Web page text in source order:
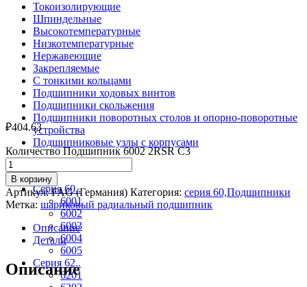
Токоизолирующие
Шпиндельные
Высокотемпературные
Низкотемпературные
Нержавеющие
Закрепляемые
С тонкими кольцами
Подшипники ходовых винтов
Подшипники скольжения
Подшипники поворотных столов и опорно-поворотные
устройства
Подшипниковые узлы с корпусами
По сериям
Серия 60..
6001
6002
6003
6004
6005
Серия 62..
6201
₽404.63
Количество Подшипник 6002 2RSR C3
В корзину
Артикул:FAG (Германия) Категория: серия 60,Подшипники
Метка: шариковый радиальный подшипник
Описание
Детали
Описание